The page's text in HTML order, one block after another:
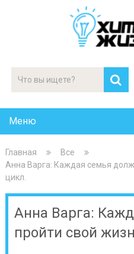
Меню
Главная
Все
Анна Варга: Каждая семья
цикл.
Анна Варга:
пройти свой